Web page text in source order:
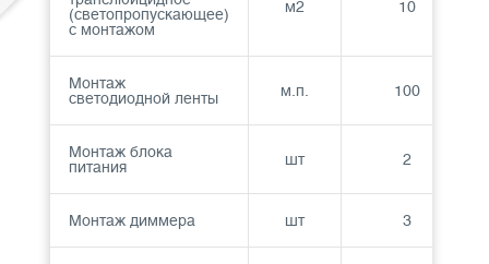
(светопропускающее)
с монтажом
м2 10
Монтаж
светодиодной ленты
м.п. 100
Монтаж блока
питания
шт 2
Монтаж диммера шт 3